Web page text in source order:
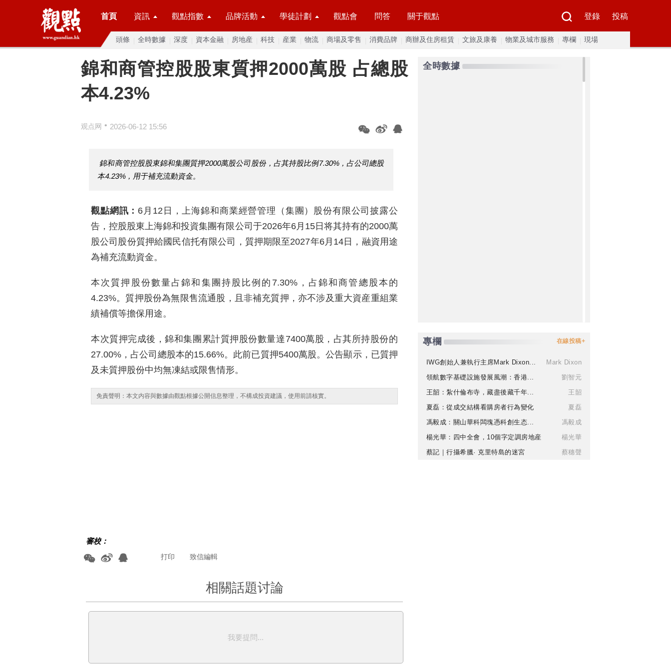
首頁 資訊 觀點指數 品牌活動 學徒計劃 觀點會 問答 關于觀點 登錄 投稿
頭條 全時數據 深度 資本金融 房地産 科技 産業 物流 商場及零售 消費品牌 商辦及住房租賃 文旅及康養 物業及城市服務 專欄 現場
錦和商管控股股東質押2000萬股 占總股
本4.23%
观点网 • 2026-06-12 15:56
錦和商管控股股東錦和集團質押2000萬股公司股份，占其持股比例7.30%，占公司總股
本4.23%，用于補充流動資金。
觀點網訊： 6月12日，上海錦和商業經營管理（集團）股份有限公司披露公
告，控股股東上海錦和投資集團有限公司于2026年6月15日将其持有的2000萬
股公司股份質押給國民信托有限公司，質押期限至2027年6月14日，融資用途
為補充流動資金。
本次質押股份數量占錦和集團持股比例的7.30%，占錦和商管總股本的
4.23%。質押股份為無限售流通股，且非補充質押，亦不涉及重大資産重組業
績補償等擔保用途。
本次質押完成後，錦和集團累計質押股份數量達7400萬股，占其所持股份的
27.00%，占公司總股本的15.66%。此前已質押5400萬股。公告顯示，已質押
及未質押股份中均無凍結或限售情形。
免責聲明：本文内容與數據由觀點根據公開信息整理，不構成投資建議，使用前請核實。
審校：
致信編輯
打印
相關話題讨論
我要提問...
全時數據
專欄 在線投稿+
IWG創始人兼執行主席Mark Dixon...
Mark Dixon
領航數字基礎設施發展風潮：香港...
劉智元
王韶：紮什倫布寺，藏盡後藏千年...
王韶
夏磊：從成交結構看購房者行為變化
夏磊
馮毅成：關山華科闆塊憑科創生态...
馮毅成
楊光華：四中全會，10個字定調房地産
楊光華
蔡記｜行攝希臘· 克里特島的迷宮
蔡穗聲